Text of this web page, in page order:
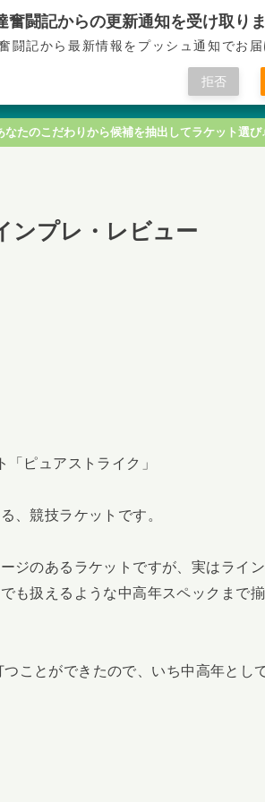
上達奮闘記
テニス練
なたのこだわりから候補を抽出してラケット選び
ンプレ・レビュー
ピュアストライク」
、競技ラケットです。
ジのあるラケットですが、実はライン
も扱えるような中高年スペックまで揃
ことができたので、いち中高年とし
奮闘記からの更新通知を受け取り
闘記から最新情報をプッシュ通知でお届
拒否